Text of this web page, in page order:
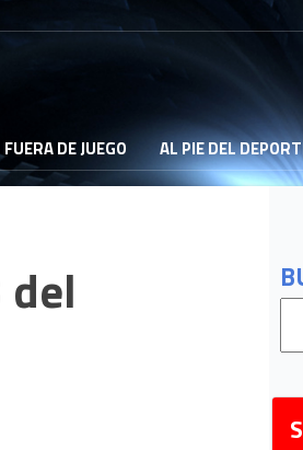
FUERA DE JUEGO AL PIE DEL